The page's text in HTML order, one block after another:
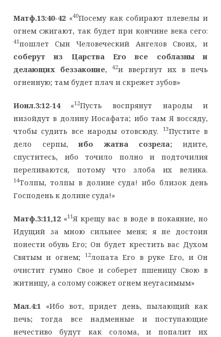
Матф.13:40-42 «40Посему как собирают плевелы и
огнем сжигают, так будет при кончине века сего:
41пошлет Сын Человеческий Ангелов Своих, и
соберут из Царства Его все соблазны и
делающих беззаконие,42и ввергнут их в печь
огненную; там будет плач и скрежет зубов»
Иоил.3:12-14«12Пусть воспрянут народы и
низойдут в долину Иосафата; ибо там Я воссяду,
чтобы судить все народы отовсюду.
13Пустите в
дело серпы,ибо жатва созрела; идите,
спуститесь, ибо точило полно и подточилия
переливаются, потому что злоба их велика.
14Толпы, толпы в долине суда! ибо близок день
Господень к долине суда!»
Матф.3:11,12«11Я крещу вас в воде в покаяние, но
Идущий за мною сильнее меня; я не достоин
понести обувь Его; Он будет крестить вас Духом
Святым и огнем;
12лопата Его в руке Его, и Он
очистит гумно Свое и соберет пшеницу Свою в
житницу, а солому сожжет огнем неугасимым»
Мал.4:1 «Ибо вот, придет день, пылающий как
печь; тогда все надменные и поступающие
нечестиво будут как солома, и попалит их